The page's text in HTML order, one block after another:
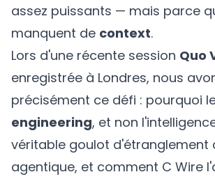
assez puissants — mais parce
manquent de context.
Lors d'une récente session Quo
enregistrée à Londres, nous
précisément ce défi : pourquoi
engineering, et non
véritable goulot d'étranglement
agentique, et comment C Wire